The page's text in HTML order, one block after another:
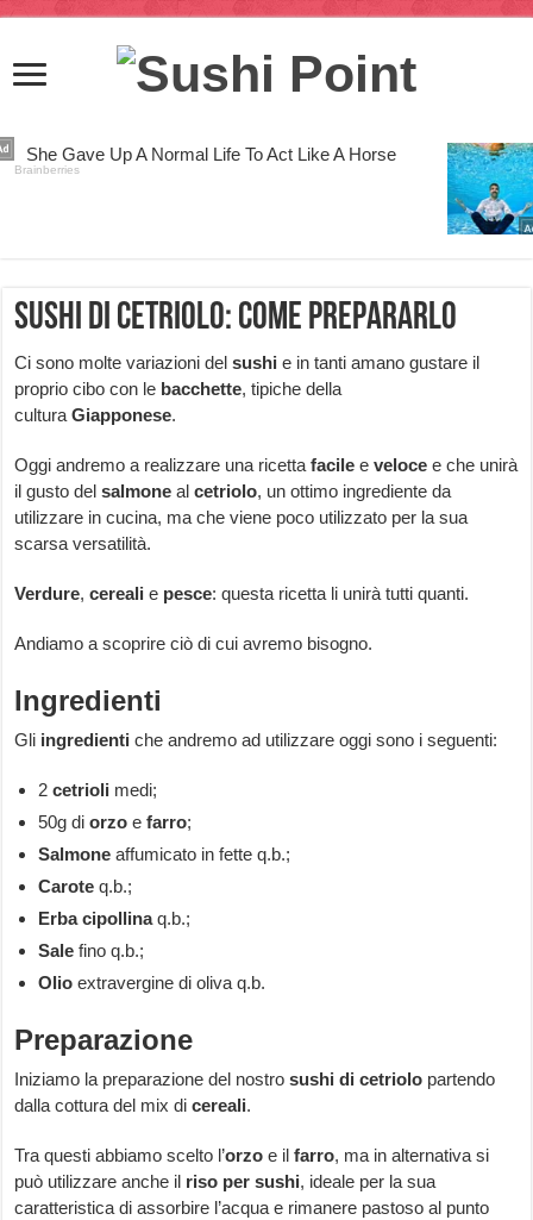
Sushi di cetriolo: come prepararlo
Ci sono molte variazioni delsushi e in tanti amano gustare il
proprio cibo con le bacchette, tipiche della
culturaGiapponese.
Oggi andremo a realizzare una ricettafacile eveloce e che unirà
il gusto delsalmone alcetriolo, un ottimo ingrediente da
utilizzare in cucina, ma che viene poco utilizzato per la sua
scarsa versatilità.
Verdure,cereali e pesce: questa ricetta li unirà tutti quanti.
Andiamo a scoprire ciò di cui avremo bisogno.
Ingredienti
Gli ingredienti che andremo ad utilizzare oggi sono i seguenti:
2cetrioli medi;
50g diorzo efarro;
Salmone affumicato in fette q.b.;
Carote q.b.;
Erba cipollinaq.b.;
Sale fino q.b.;
Olio extravergine di oliva q.b.
Preparazione
Iniziamo la preparazione del nostrosushi di cetriolo partendo
dalla cottura del mix dicereali.
Tra questi abbiamo scelto l’orzo e ilfarro, ma in alternativa si
può utilizzare anche il riso per sushi, ideale per la sua
caratteristica di assorbire l’acqua e rimanere pastoso al punto